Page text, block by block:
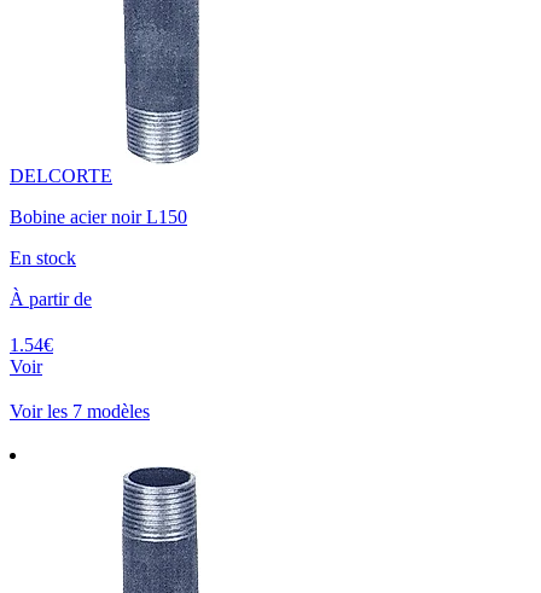
DELCORTE
Bobine acier noir L150
En stock
À partir de
1.54€
Voir
Voir les 7 modèles